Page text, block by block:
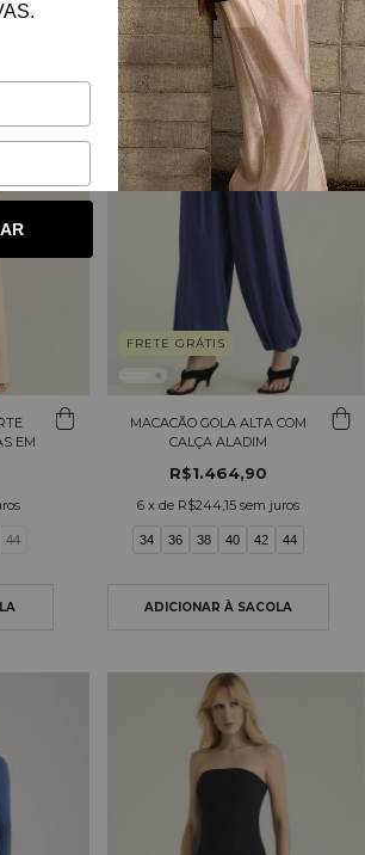
EM
44
FRETE GRÁTIS
MACACÃO GOLA ALTA COM
CALÇA ALADIM
R$1.464,90
6 x de R$244,15 sem juros
34 36 38 40 42 44